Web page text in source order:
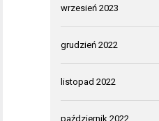
wrzesień 2023
grudzień 2022
listopad 2022
październik 2022